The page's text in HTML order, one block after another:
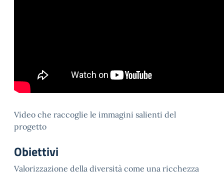
Video che raccoglie le immagini salienti del
progetto
Obiettivi
Valorizzazione della diversità come una ricchezza